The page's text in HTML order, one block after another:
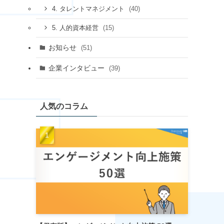
4. タレントマネジメント (40)
5. 人的資本経営 (15)
お知らせ (51)
企業インタビュー (39)
人気のコラム